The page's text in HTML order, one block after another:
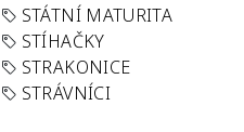
STÁTNÍ MATURITA
STÍHAČKY
STRAKONICE
STRÁVNÍCI